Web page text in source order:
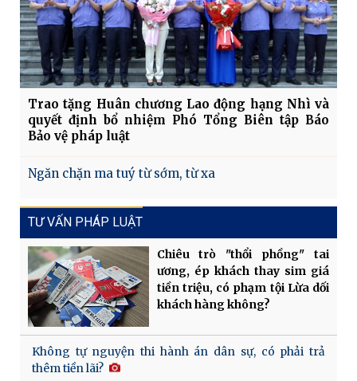
Trao tặng Huân chương Lao động hạng Nhì và
quyết định bổ nhiệm Phó Tổng Biên tập Báo
Bảo vệ pháp luật
Ngăn chặn ma tuý từ sớm, từ xa
TƯ VẤN PHÁP LUẬT
Chiêu trò "thổi phồng" tai
ương, ép khách thay sim giá
tiền triệu, có phạm tội Lừa dối
khách hàng không?
Không tự nguyện thi hành án dân sự, có phải trả
thêm tiền lãi?